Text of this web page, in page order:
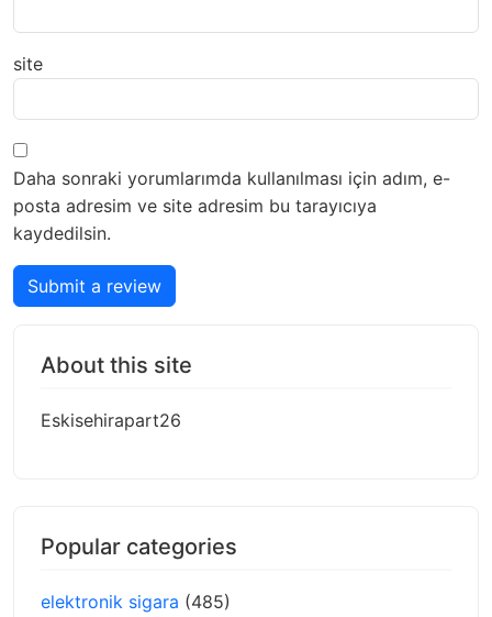
site
Daha sonraki yorumlarımda kullanılması için adım, e-
posta adresim ve site adresim bu tarayıcıya
kaydedilsin.
Submit a review
About this site
Eskisehirapart26
Popular categories
elektronik sigara (485)